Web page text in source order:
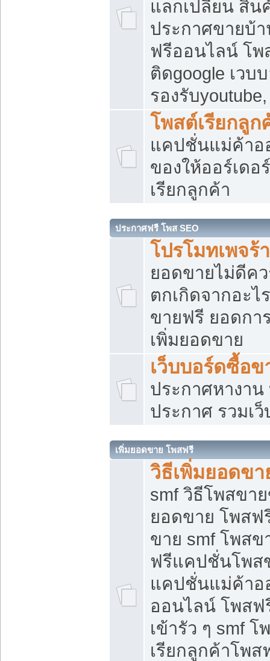
แลกเปลี่ยน สิน
ประกาศขายบ้
ฟรีออนไลน์ โพ
ติดgoogle เวบ
รองรับ
โพสต์เรียกลูก
แคปชั่นแม่ค้าอ
ของให้ออร์เดอ
เรียกลูกค้า
ประกาศฟรี โพส SEO
โปรโมทเพจร้
ยอดขายไม่ดีค
ตกเกิดจากอะไ
ขายฟรี ยอดกา
เพิ่มยอดขาย
เว็บบอร์ดซื้อข
ประกาศหางาน
ประกาศ รวมเ
เพิ่มยอดขาย โพสฟรี
วิธีเพิ่มยอดข
smf วิธีโพสขา
ยอดขาย โพสฟ
ขาย smf โพส
ฟรีแคปชั่นโพส
แคปชั่นแม่ค้า
ออนไลน์ โพสฟ
เข้ารัว ๆ smf
เรียกลูกค้าโพส